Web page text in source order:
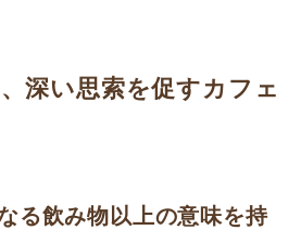
深い思索を促すカフェ
る飲み物以上の意味を持